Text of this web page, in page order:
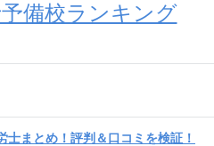
備校ランキング
士まとめ！評判＆口コミを検証！